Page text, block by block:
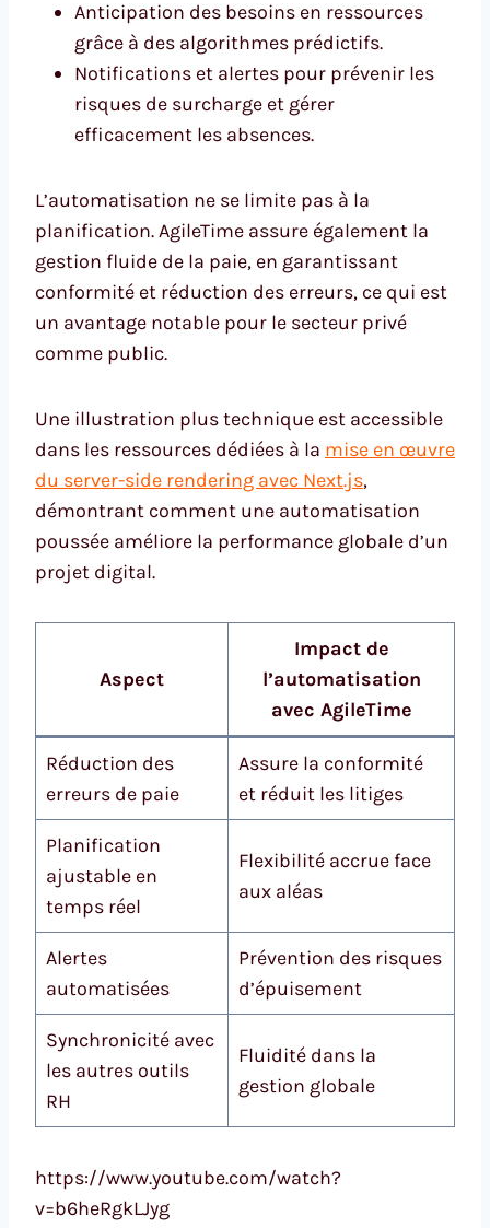
Anticipation des besoins en ressources
grâce à des algorithmes prédictifs.
Notifications et alertes pour prévenir les
risques de surcharge et gérer
efficacement les absences.
L’automatisation ne se limite pas à la
planification. AgileTime assure également la
gestion fluide de la paie, en garantissant
conformité et réduction des erreurs, ce qui est
un avantage notable pour le secteur privé
comme public.
Une illustration plus technique est accessible
dans les ressources dédiées à la mise en œuvre
du server-side rendering avec Next.js,
démontrant comment une automatisation
poussée améliore la performance globale d’un
projet digital.
Aspect
Impact de
l’automatisation
avec AgileTime
Réduction des
erreurs de paie
Assure la conformité
et réduit les litiges
Planification
ajustable en
temps réel
Flexibilité accrue face
aux aléas
Alertes
automatisées
Prévention des risques
d’épuisement
Synchronicité avec
les autres outils
RH
Fluidité dans la
gestion globale
https://www.youtube.com/watch?
v=b6heRgkLJyg